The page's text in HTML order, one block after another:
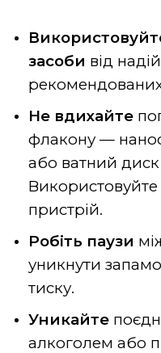
засоби від
Не вдихайте
флакону —
або ватний
пристрій.
Робіть паузи
уникнути
тиску.
Уникайте
алкоголем або